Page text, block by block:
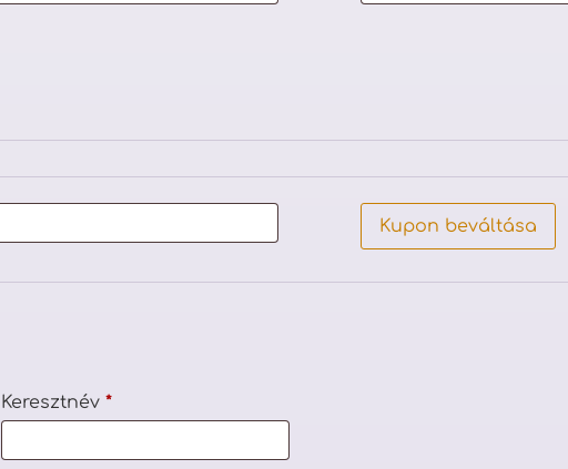
Kupon beváltása
Keresztnév*